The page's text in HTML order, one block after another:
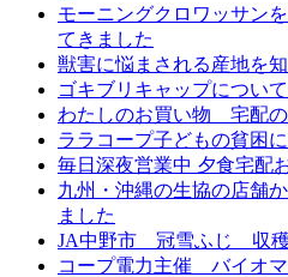
モーニングクロワッサン
てきました
獣害に悩まされる産地を
ゴキブリキャップについ
わたしのお買い物 宅配
ララコープ子どもの貧困
毎日深夜営業中 夕食宅配
九州・沖縄の生協の店舗
ました
JA中野市 冠雪ふじ 収穫
コープ電力主催 バイオ